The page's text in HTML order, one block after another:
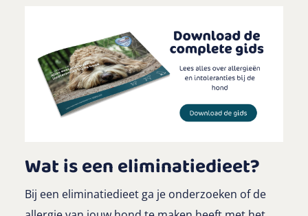
Wat is een eliminatiedieet?
Bij een eliminatiedieet ga je onderzoeken of de